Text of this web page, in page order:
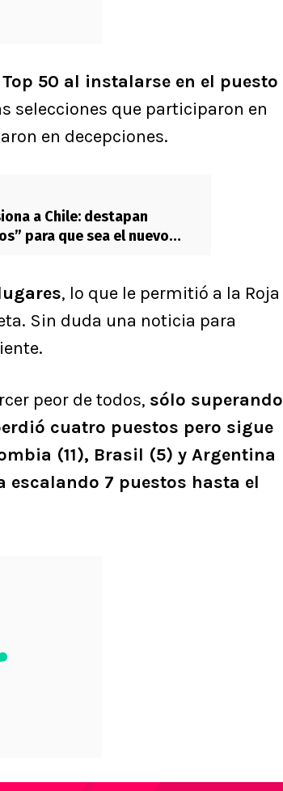
50 al instalarse en el puesto
selecciones que participaron en
en decepciones.
a Chile: destapan
para que sea el nuevo
, lo que le permitió a la Roja
Sin duda una noticia para
peor de todos, sólo superando
cuatro puestos pero sigue
(11), Brasil (5) y Argentina
escalando 7 puestos hasta el